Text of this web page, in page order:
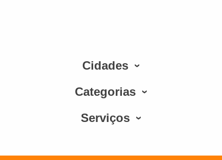
Cidades
Categorias
Serviços